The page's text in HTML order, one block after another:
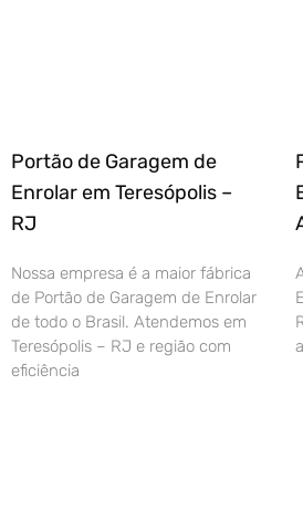
Portão de Garagem de
Enrolar em Teresópolis –
RJ
Nossa empresa é a maior fábrica
de Portão de Garagem de Enrolar
de todo o Brasil. Atendemos em
Teresópolis – RJ e região com
eficiência